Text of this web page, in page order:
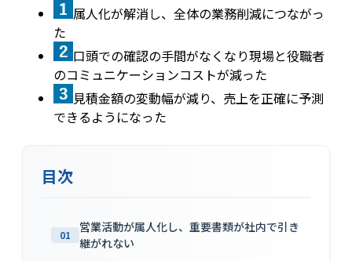
属人化が解消し、全体の業務削減につながっ
た
口頭での確認の手間がなくなり現場と役職者
のコミュニケーションコストが減った
見積金額の変動幅が減り、売上を正確に予測
できるようになった
目次
01
営業活動が属人化し、重要書類が社内で引き
継がれない